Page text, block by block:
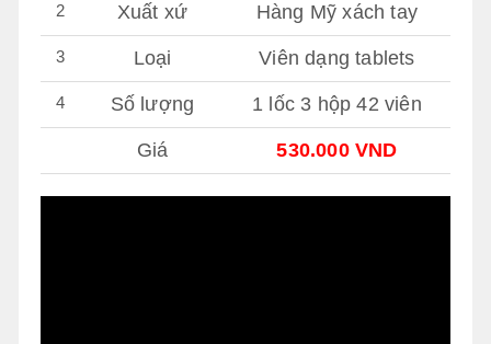
2 Xuất xứ Hàng Mỹ xách tay
3 Loại Viên dạng tablets
4 Số lượng 1 lốc 3 hộp 42 viên
Giá 530.000 VND